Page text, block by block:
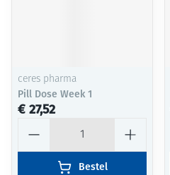
ceres pharma
Pill Dose Week 1
€ 27,52
Bestel